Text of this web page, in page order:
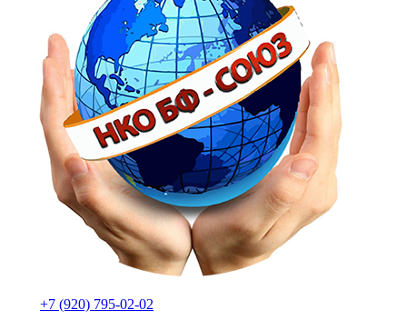
+7 (920) 795-02-02